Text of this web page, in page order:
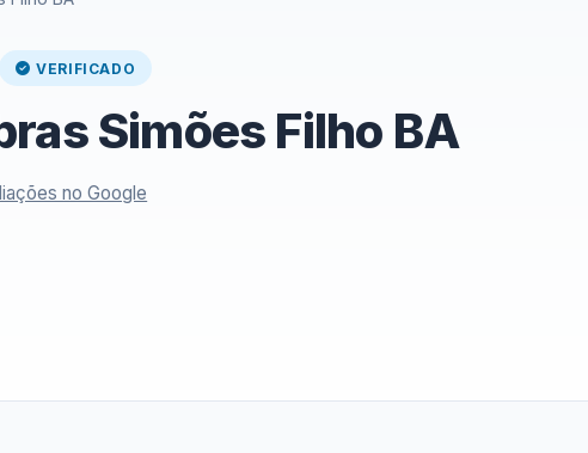
VERIFICADO
Simões Filho BA
no Google